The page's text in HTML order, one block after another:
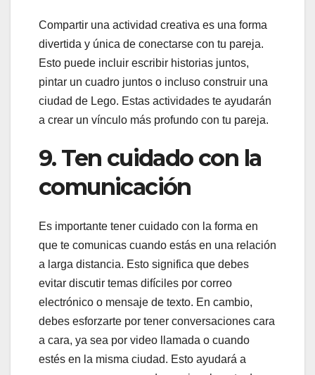
Compartir una actividad creativa es una forma
divertida y única de conectarse con tu pareja.
Esto puede incluir escribir historias juntos,
pintar un cuadro juntos o incluso construir una
ciudad de Lego. Estas actividades te ayudarán
a crear un vínculo más profundo con tu pareja.
9. Ten cuidado con la
comunicación
Es importante tener cuidado con la forma en
que te comunicas cuando estás en una relación
a larga distancia. Esto significa que debes
evitar discutir temas difíciles por correo
electrónico o mensaje de texto. En cambio,
debes esforzarte por tener conversaciones cara
a cara, ya sea por video llamada o cuando
estés en la misma ciudad. Esto ayudará a